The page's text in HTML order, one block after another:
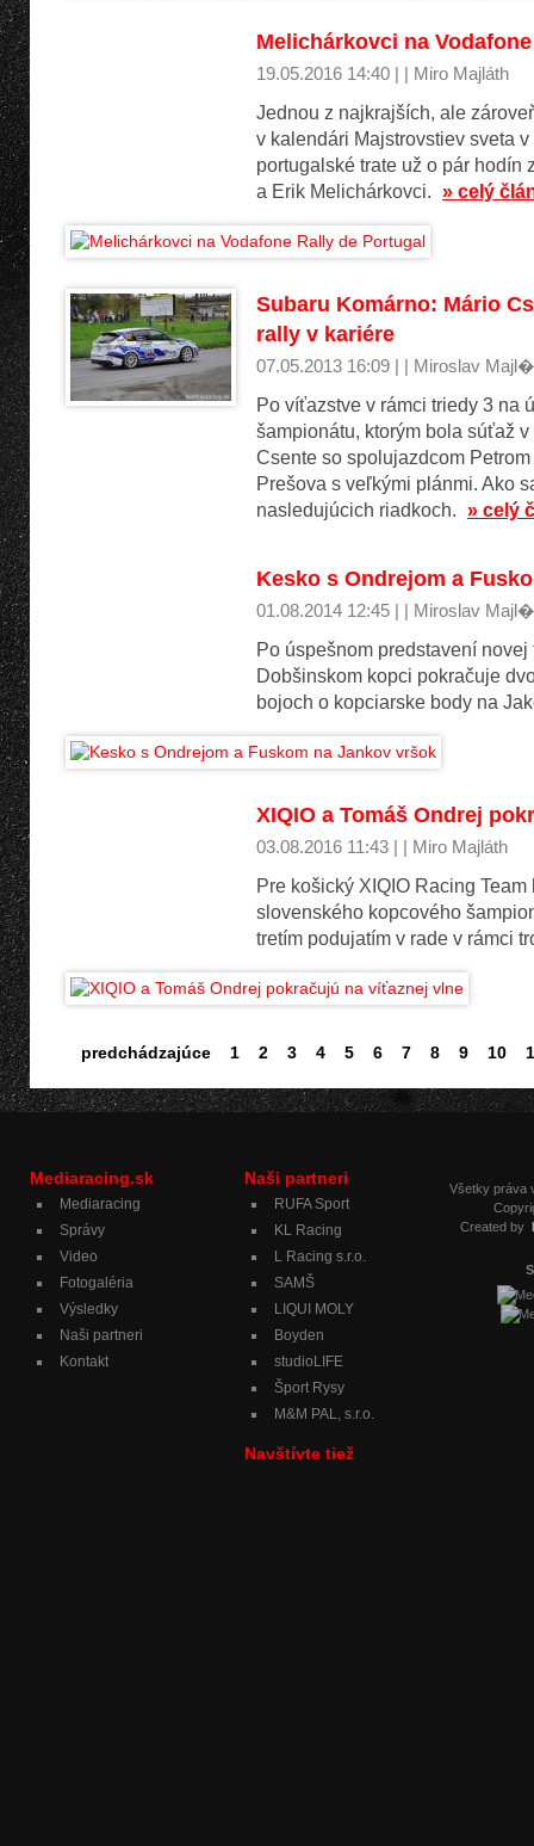
Melichárkovci na
19.05.2016 14:40 | | Miro Majláth
Jednou z najkrajších, ale
v kalendári Majstrovstiev sveta
portugalské trate už o pár
a Erik Melichárkovci. » celý
Subaru Komárno: Mário
rally v kariére
07.05.2013 16:09 | | Miroslav
Po víťazstve v rámci triedy 3 na
šampionátu, ktorým bola súťaž
Csente so spolujazdcom
Prešova s veľkými plánmi. Ako
nasledujúcich riadkoch. » celý
Kesko s Ondrejom a
01.08.2014 12:45 | | Miroslav
Po úspešnom predstavení
Dobšinskom kopci pokračuje
bojoch o kopciarske body na
XIQIO a Tomáš Ondrej
03.08.2016 11:43 | | Miro Majláth
Pre košický XIQIO Racing
slovenského kopcového
tretím podujatím v rade v rámci
predchádzajúce 1 2 3 4 5 6 7 8 9 10
Mediaracing.sk
Mediaracing
Správy
Video
Fotogaléria
Výsledky
Naši partneri
Kontakt
Všetky práva
Created by
Naši partneri
RUFA Sport
KL Racing
L Racing s.r.o.
SAMŠ
LIQUI MOLY
Boyden
studioLIFE
Šport Rysy
M&M PAL, s.r.o.
Navštívte tiež